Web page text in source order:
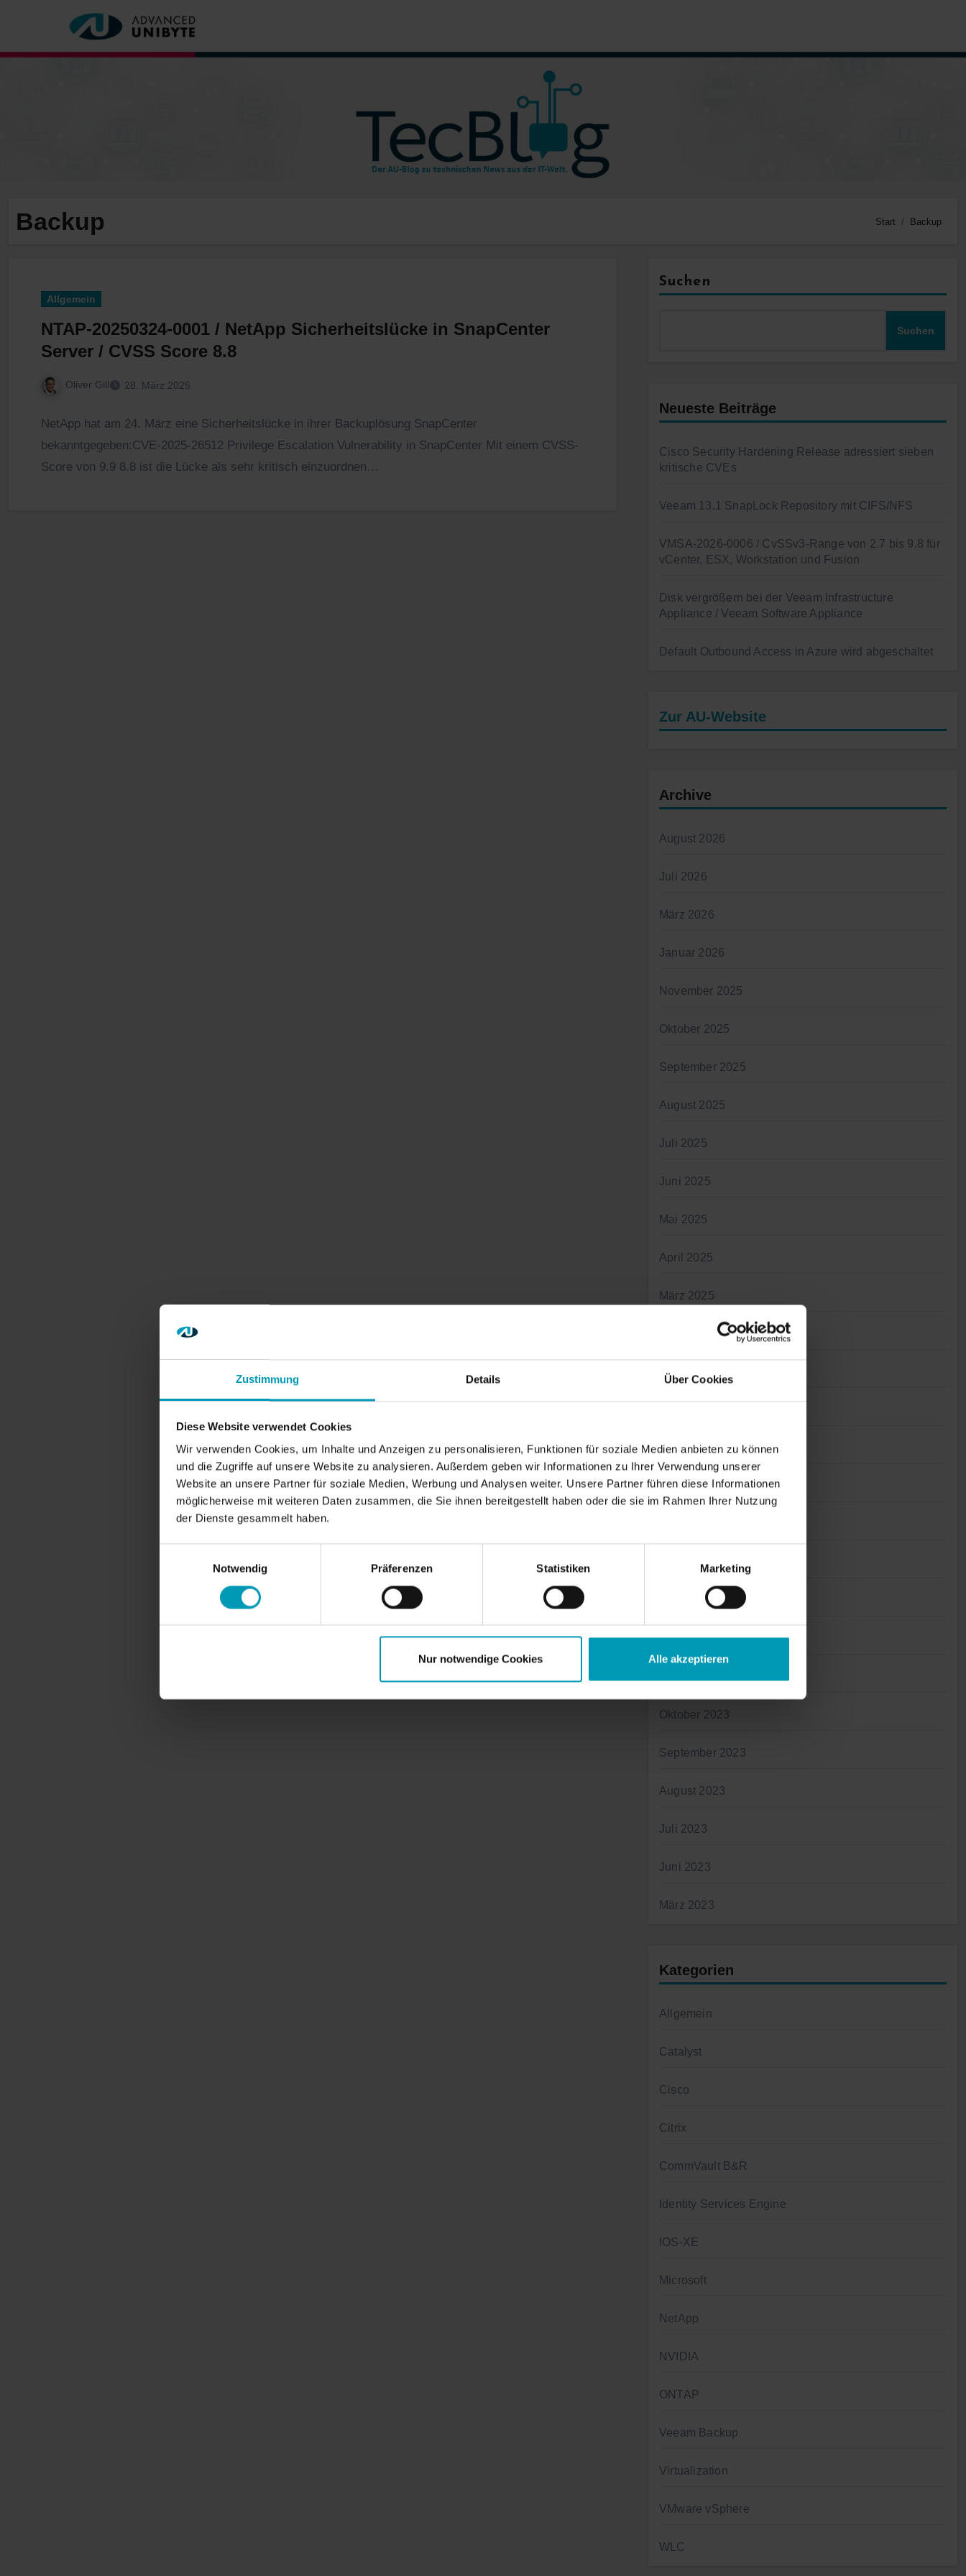
Zustimmung Details Über Cookies
Diese Website verwendet Cookies
Wir verwenden Cookies, um Inhalte und Anzeigen zu personalisieren, Funktionen für soziale Medien anbieten zu können
und die Zugriffe auf unsere Website zu analysieren. Außerdem geben wir Informationen zu Ihrer Verwendung unserer
Website an unsere Partner für soziale Medien, Werbung und Analysen weiter. Unsere Partner führen diese Informationen
möglicherweise mit weiteren Daten zusammen, die Sie ihnen bereitgestellt haben oder die sie im Rahmen Ihrer Nutzung
der Dienste gesammelt haben.
Notwendig
Präferenzen Statistiken Marketing
Nur notwendige Cookies Alle akzeptieren
springen
Backup Start Backup
Allgemein
NTAP-20250324-0001 / NetApp Sicherheitslücke in SnapCenter
Server / CVSS Score 8.8
Oliver Gill 28. März 2025
NetApp hat am 24. März eine Sicherheitslücke in ihrer Backuplösung SnapCenter
bekanntgegeben:CVE-2025-26512 Privilege Escalation Vulnerability in SnapCenter Mit einem CVSS-
Score von 9.9 8.8 ist die Lücke als sehr kritisch einzuordnen…
Suchen
Suchen
Neueste Beiträge
Cisco Security Hardening Release adressiert sieben
kritische CVEs
Veeam 13.1 SnapLock Repository mit CIFS/NFS
VMSA-2026-0006 / CvSSv3-Range von 2.7 bis 9.8 für
vCenter, ESX, Workstation und Fusion
Disk vergrößern bei der Veeam Infrastructure
Appliance / Veeam Software Appliance
Default Outbound Access in Azure wird abgeschaltet
Zur AU-Website
Archive
August 2026
Juli 2026
März 2026
Januar 2026
November 2025
Oktober 2025
September 2025
August 2025
Juli 2025
Juni 2025
Mai 2025
April 2025
März 2025
Januar 2025
November 2024
August 2024
Juli 2024
April 2024
März 2024
Januar 2024
Oktober 2023
September 2023
August 2023
Juli 2023
Juni 2023
März 2023
Kategorien
Allgemein
Catalyst
Cisco
Citrix
CommVault B&R
Identity Services Engine
IOS-XE
Microsoft
NetApp
NVIDIA
ONTAP
Veeam Backup
Virtualization
VMware vSphere
WLC